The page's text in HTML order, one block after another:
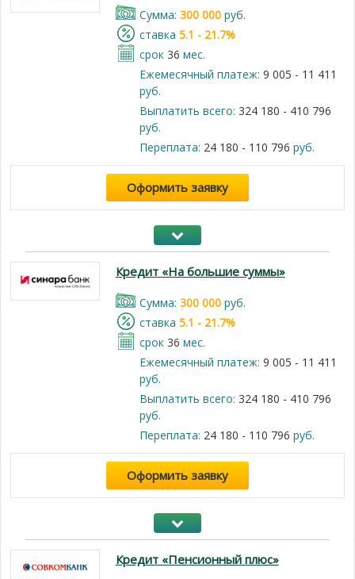
Cумма: 300 000руб.
cтавка 5.1 - 21.7%
срок 36 мес.
Ежемесячный платеж: 9 005 - 11 411
руб.
Выплатить всего: 324 180 - 410 796
руб.
Переплата: 24 180 - 110 796 руб.
Оформить заявку
Кредит «На большие суммы»
Cумма: 300 000руб.
cтавка 5.1 - 21.7%
срок 36 мес.
Ежемесячный платеж: 9 005 - 11 411
руб.
Выплатить всего: 324 180 - 410 796
руб.
Переплата: 24 180 - 110 796 руб.
Оформить заявку
Кредит «Пенсионный плюс»